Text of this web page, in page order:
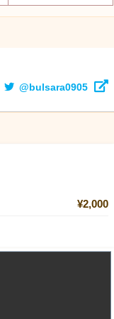
@bulsara0905
¥2,000